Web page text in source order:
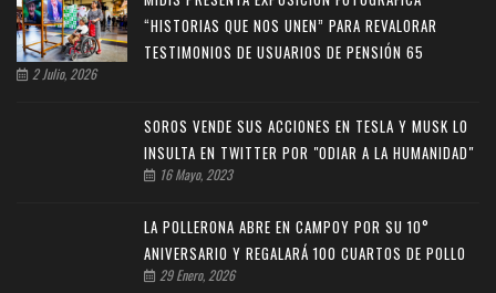
“HISTORIAS QUE NOS UNEN” PARA REVALORAR
TESTIMONIOS DE USUARIOS DE PENSIÓN 65
2 Julio, 2026
SOROS VENDE SUS ACCIONES EN TESLA Y MUSK LO
INSULTA EN TWITTER POR "ODIAR A LA HUMANIDAD"
16 Mayo, 2023
LA POLLERONA ABRE EN CAMPOY POR SU 10°
ANIVERSARIO Y REGALARÁ 100 CUARTOS DE POLLO
29 Enero, 2026